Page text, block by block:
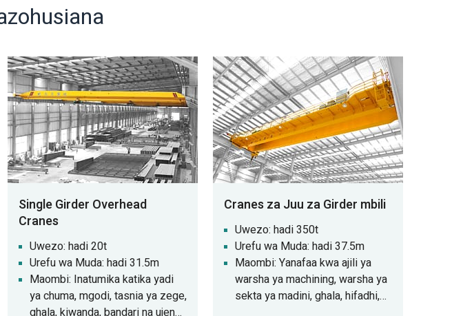
Single Girder Overhead
Cranes
Uwezo: hadi 20t
Urefu wa Muda: hadi 31.5m
Maombi: Inatumika katika yadi
ya chuma, mgodi, tasnia ya zege,
ghala, kiwanda, bandari na ujenzi
Cranes za Juu za Girder mbili
Uwezo: hadi 350t
Urefu wa Muda: hadi 37.5m
Maombi: Yanafaa kwa ajili ya
warsha ya machining, warsha ya
sekta ya madini, ghala, hifadhi,